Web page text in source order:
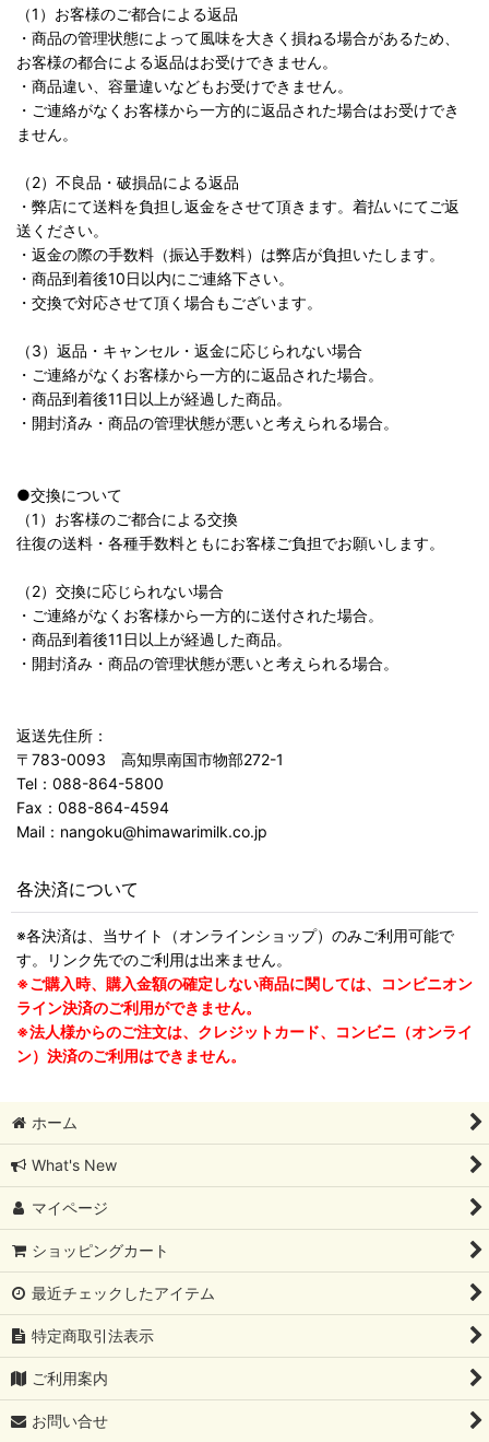
（1）お客様のご都合による返品
・商品の管理状態によって風味を大きく損ねる場合があるため、
お客様の都合による返品はお受けできません。
・商品違い、容量違いなどもお受けできません。
・ご連絡がなくお客様から一方的に返品された場合はお受けでき
ません。
（2）不良品・破損品による返品
・弊店にて送料を負担し返金をさせて頂きます。着払いにてご返
送ください。
・返金の際の手数料（振込手数料）は弊店が負担いたします。
・商品到着後10日以内にご連絡下さい。
・交換で対応させて頂く場合もございます。
（3）返品・キャンセル・返金に応じられない場合
・ご連絡がなくお客様から一方的に返品された場合。
・商品到着後11日以上が経過した商品。
・開封済み・商品の管理状態が悪いと考えられる場合。
●交換について
（1）お客様のご都合による交換
往復の送料・各種手数料ともにお客様ご負担でお願いします。
（2）交換に応じられない場合
・ご連絡がなくお客様から一方的に送付された場合。
・商品到着後11日以上が経過した商品。
・開封済み・商品の管理状態が悪いと考えられる場合。
返送先住所：
〒783-0093 高知県南国市物部272-1
Tel：088-864-5800
Fax：088-864-4594
Mail：nangoku@himawarimilk.co.jp
各決済について
※各決済は、当サイト（オンラインショップ）のみご利用可能で
す。リンク先でのご利用は出来ません。
※ご購入時、購入金額の確定しない商品に関しては、コンビニオン
ライン決済のご利用ができません。
※法人様からのご注文は、クレジットカード、コンビニ（オンライ
ン）決済のご利用はできません。
ホーム
What's New
マイページ
ショッピングカート
最近チェックしたアイテム
特定商取引法表示
ご利用案内
お問い合せ